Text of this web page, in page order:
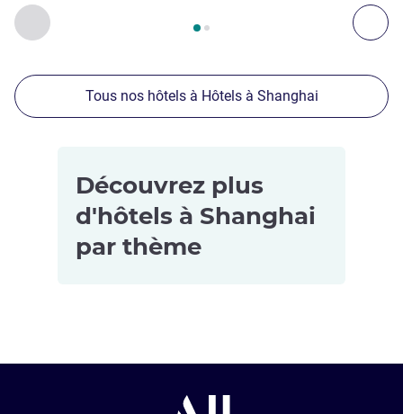
Précédent - Nos autres établissements à proximité
Page , Nos autres établissements à proximité 1 :,
Tous nos hôtels à Hôtels à Shanghai
Découvrez plus
d'hôtels à Shanghai
par thème
Hôtels